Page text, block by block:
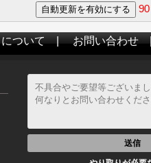
90
ついて|お問い合わせ
送信